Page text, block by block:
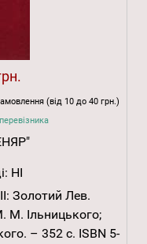
(від 10 до 40 грн.)
НІ
Золотий Лев.
М. Ільницького;
– 352 с. ISBN 5-